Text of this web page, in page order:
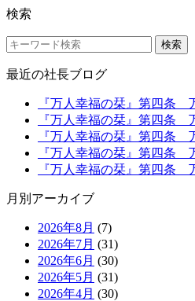
検索
検索
最近の社長ブログ
『万人幸福の栞』第四条
『万人幸福の栞』第四条
『万人幸福の栞』第四条
『万人幸福の栞』第四条
『万人幸福の栞』第四条
月別アーカイブ
2026年8月 (7)
2026年7月 (31)
2026年6月 (30)
2026年5月 (31)
2026年4月 (30)